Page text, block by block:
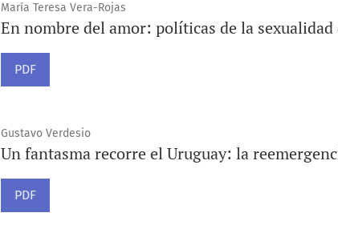
María Teresa Vera-Rojas
En nombre del amor: políticas de la
PDF
Gustavo Verdesio
Un fantasma recorre el Uruguay: la
PDF